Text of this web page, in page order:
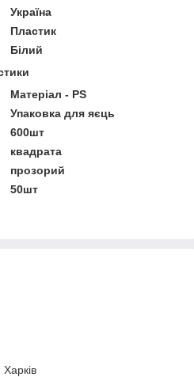
Україна
Пластик
Білий
Матеріал - PS
Упаковка для яєць
600шт
квадрата
прозорий
50шт